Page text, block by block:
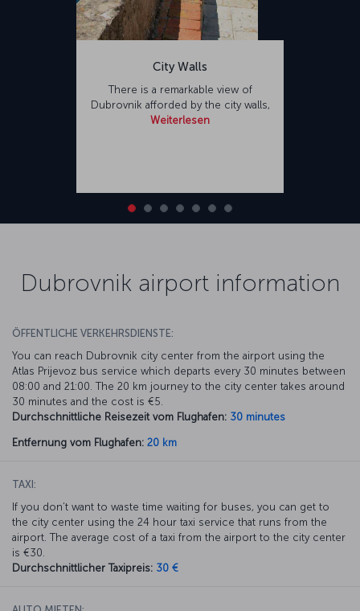
City Walls
There is a remarkable view of
Dubrovnik afforded by the city walls,
Weiterlesen
Dubrovnik airport information
ÖFFENTLICHE VERKEHRSDIENSTE:
You can reach Dubrovnik city center from the airport using the
Atlas Prijevoz bus service which departs every 30 minutes between
08:00 and 21:00. The 20 km journey to the city center takes around
30 minutes and the cost is €5.
Durchschnittliche Reisezeit vom Flughafen: 30 minutes
Entfernung vom Flughafen: 20 km
TAXI:
If you don’t want to waste time waiting for buses, you can get to
the city center using the 24 hour taxi service that runs from the
airport. The average cost of a taxi from the airport to the city center
is €30.
Durchschnittlicher Taxipreis: 30 €